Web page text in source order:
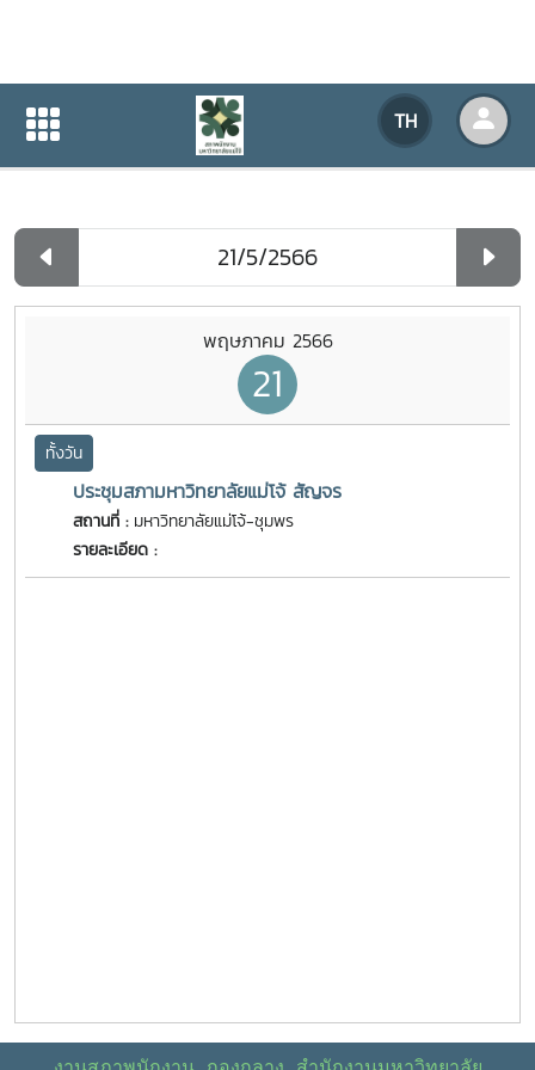
TH
ปฏิทินกิจกรรมของหน่วยงาน
ปฏิทินกิจกรรมของหน่วยงาน
พฤษภาคม 2566
21
ทั้งวัน
ประชุมสภามหาวิทยาลัยแม่โจ้ สัญจร
สถานที่ : มหาวิทยาลัยแม่โจ้-ชุมพร
รายละเอียด :